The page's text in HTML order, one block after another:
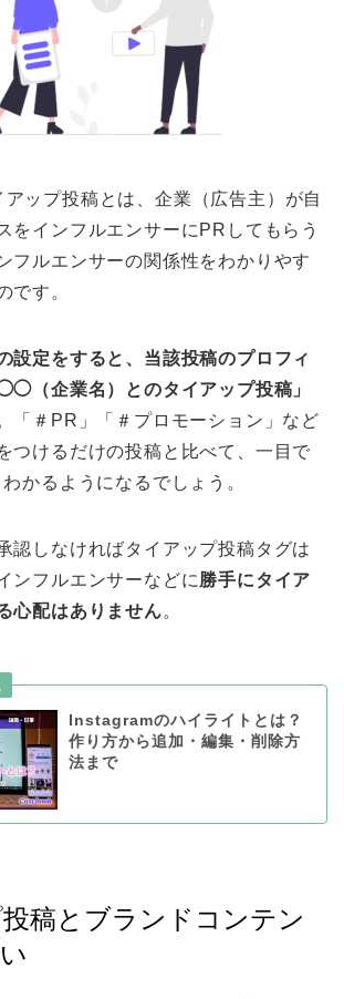
アップ投稿とは、企業（広告主）が自
をインフルエンサーにPRしてもらう
フルエンサーの関係性をわかりやす
です。
設定をすると、当該投稿のプロフィ
（企業名）とのタイアップ投稿」
「＃PR」「＃プロモーション」など
つけるだけの投稿と比べて、一目で
かるようになるでしょう。
認しなければタイアップ投稿タグは
ンフルエンサーなどに勝手にタイア
心配はありません。
Instagramのハイライトとは？
作り方から追加・編集・削除方
法まで
稿とブランドコンテン